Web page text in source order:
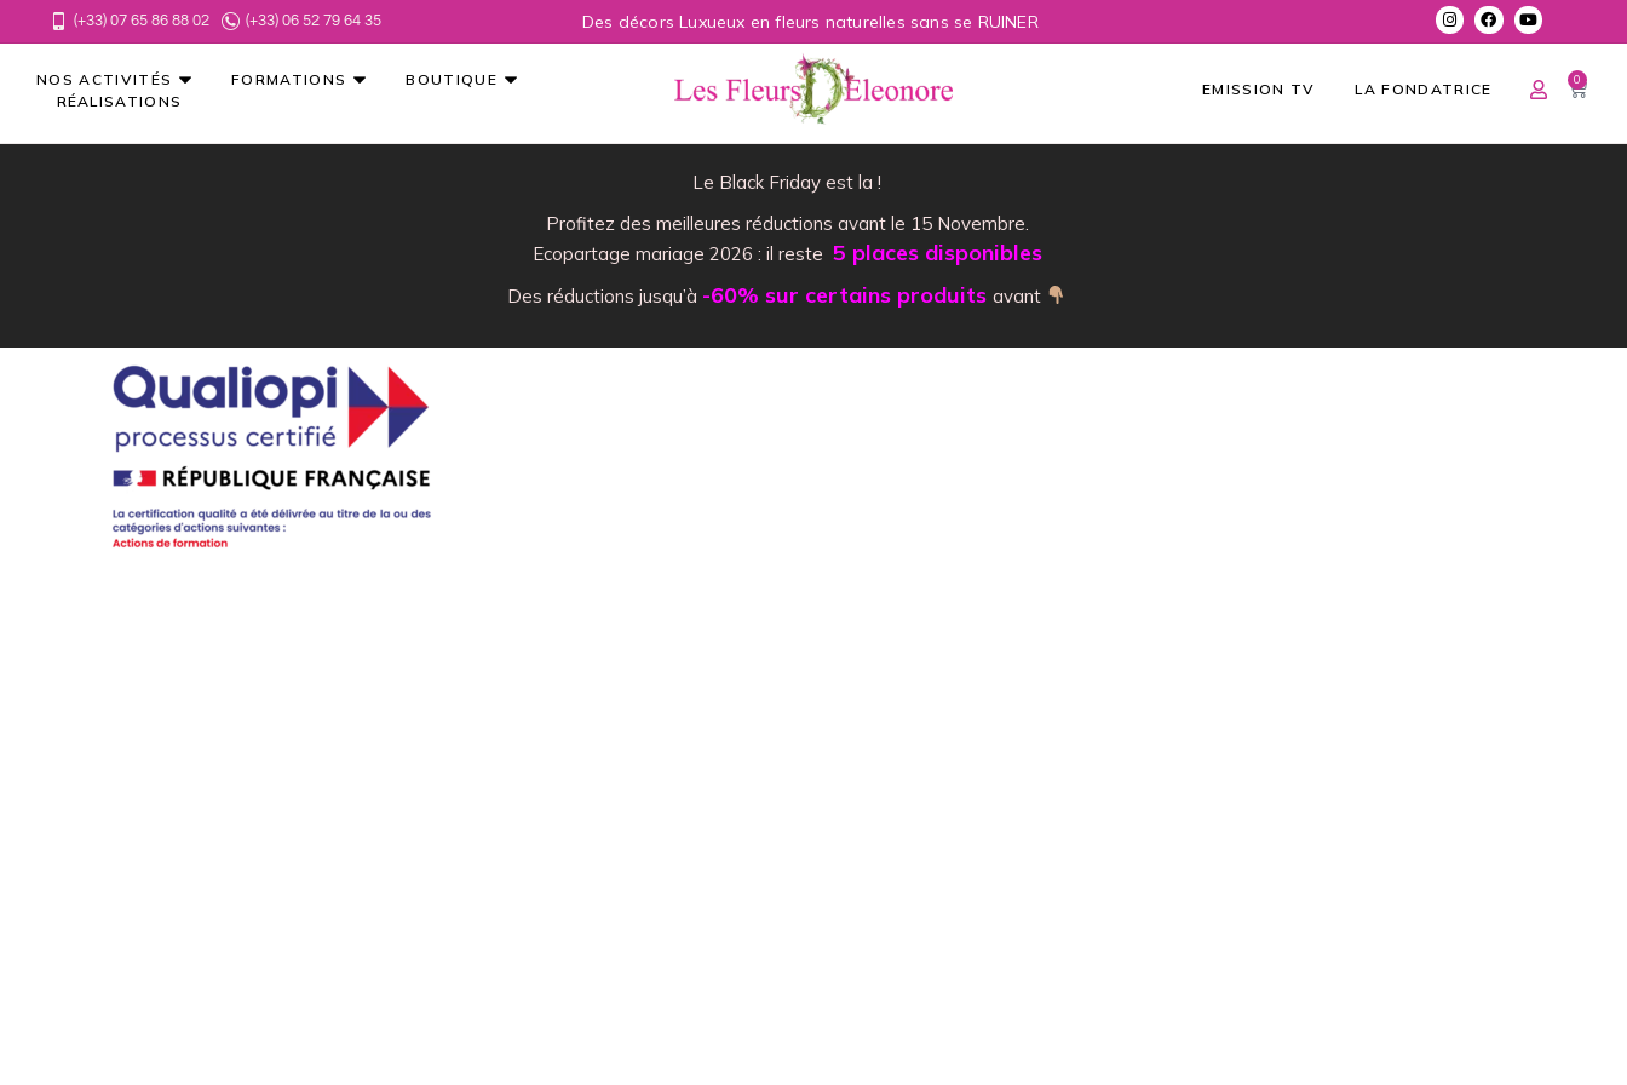
(+33) 07 65 86 88 02 (+33) 06 52 79 64 35 Des décors Luxueux en fleurs naturelles sans se RUINER
NOS ACTIVITÉS FORMATIONS
BOUTIQUE
RÉALISATIONS
EMISSION TV LA FONDATRICE
0
Le Black Friday est la !
Profitez des meilleures réductions avant le 15 Novembre.
Ecopartage mariage 2026 : il reste 5 places disponibles
Des réductions jusqu’à -60% sur certains produits avant